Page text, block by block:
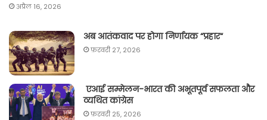
अप्रैल 16, 2026
अब आतंकवाद पर होगा निर्णायक “प्रहार“
फ़रवरी 27, 2026
एआई सम्मेलन-भारत की अभूतपूर्व सफलता और
व्यथित कांग्रेस
फ़रवरी 25, 2026